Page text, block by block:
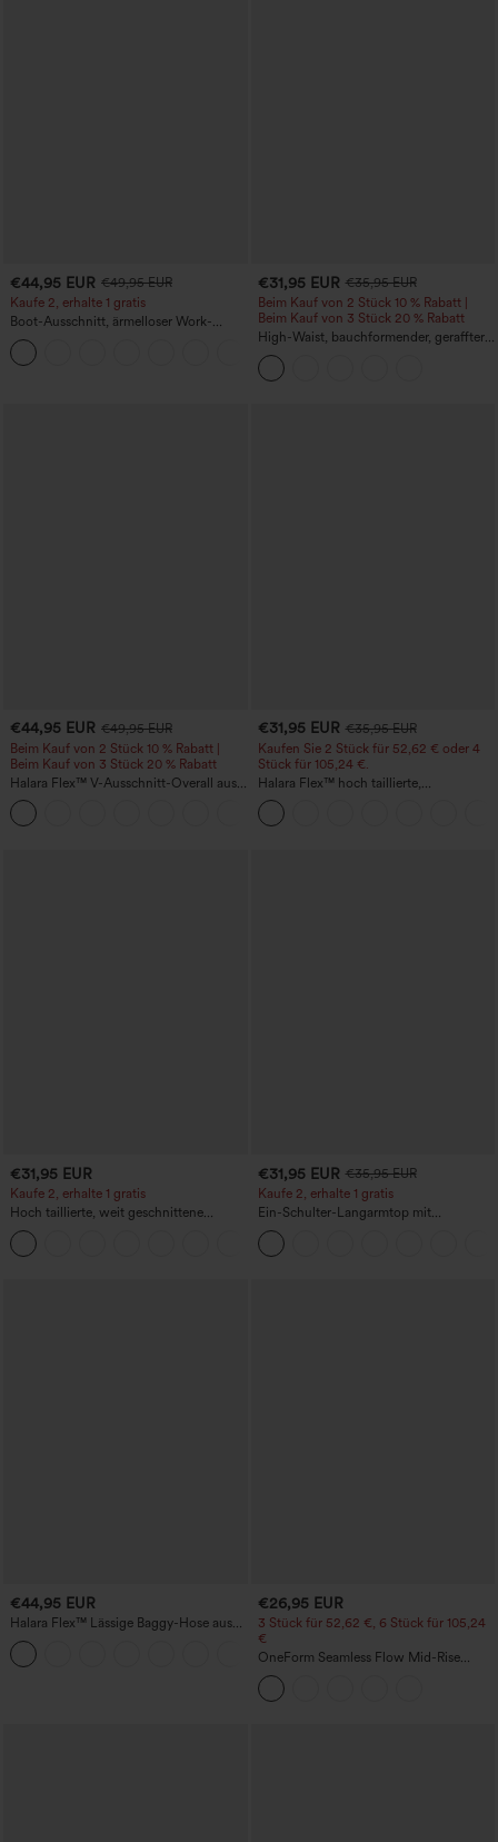
€44,95 EUR €49,95 EUR
Kaufe 2, erhalte 1 gratis
Boot-Ausschnitt, ärmelloser Work-
Jumpsuit mit seitlicher Bindung,
kühlender Cool-Touch-Effekt, gestreift
und mit Taschen – Easy Peezy Edition
€31,95 EUR €35,95 EUR
Beim Kauf von 2 Stück 10 % Rabatt |
Beim Kauf von 3 Stück 20 % Rabatt
High-Waist, bauchformender, geraffter
Midirock mit geschwungenem Saum, 2-
in-1 Fleece/PU, lässig
€44,95 EUR €49,95 EUR
Beim Kauf von 2 Stück 10 % Rabatt |
Beim Kauf von 3 Stück 20 % Rabatt
Halara Flex™ V-Ausschnitt-Overall aus
gewaschenem Denim mit Taschen –
lässig
€31,95 EUR €35,95 EUR
Kaufen Sie 2 Stück für 52,62 € oder 4
Stück für 105,24 €.
Halara Flex™ hoch taillierte,
figurformende Arbeitshose, die die Taille
schmaler wirken lässt, mit Taschen,
weitem Bein und Mikro-Waffelstruktur
€31,95 EUR
Kaufe 2, erhalte 1 gratis
Hoch taillierte, weit geschnittene
Freizeithose aus Leinenmischung mit
Kordelzug und Taschen
€31,95 EUR €35,95 EUR
Kaufe 2, erhalte 1 gratis
Ein-Schulter-Langarmtop mit
Daumenloch, geschwungener Saum
(High-Low), schnell trocknend – Yoga-
Sporttop mit integriertem BH
€44,95 EUR
Halara Flex™ Lässige Baggy-Hose aus
elastischem Strickdenim mit
mittelhohem Bund, Cargo-
Seitentaschen und geradem Bein
+2
€26,95 EUR
3 Stück für 52,62 €, 6 Stück für 105,24
€
OneForm Seamless Flow Mid-Rise
Yoga-Leggings - mittelhoher Bund,
bauchformend und mit Po-Lifting-
Effekt